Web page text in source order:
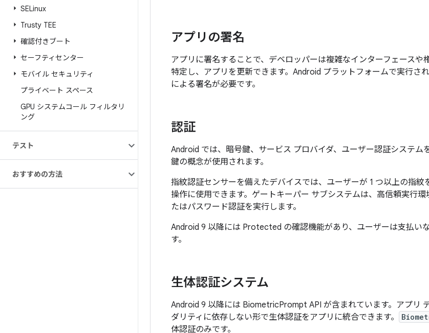
SELinux
Trusty TEE
確認付きブート
セーフティセンター
モバイル セキュリティ
プライベート スペース
GPU システムコール フィルタリ
ング
テスト
おすすめの方法
アプリの署名
アプリに署名することで、デベロッパーは複雑なインターフェースや
特定し、アプリを更新できます。Android プラットフォームで実行さ
による署名が必要です。
認証
Android では、暗号鍵、サービス プロバイダ、ユーザー認証システ
鍵の概念が使用されます。
指紋認証センサーを備えたデバイスでは、ユーザーが 1 つ以上の指
操作に使用できます。ゲートキーパー サブシステムは、高信頼実行
たはパスワード認証を実行します。
Android 9 以降には Protected の確認機能があり、ユーザーは支払い
す。
生体認証システム
Android 9 以降には BiometricPrompt API が含まれています。アプリ
ダリティに依存しない形で生体認証をアプリに統合できます。
体認証のみです。